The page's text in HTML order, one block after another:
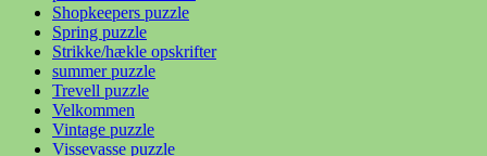
Shopkeepers puzzle
Spring puzzle
Strikke/hækle opskrifter
summer puzzle
Trevell puzzle
Velkommen
Vintage puzzle
Vissevasse puzzle